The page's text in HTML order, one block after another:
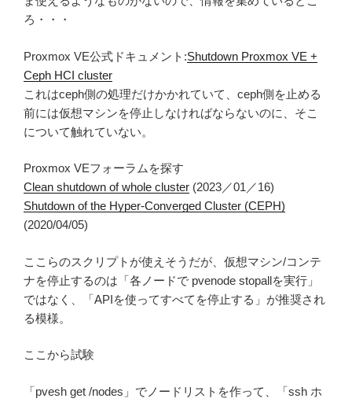
ろ・・・
Proxmox VE公式ドキュメント:Shutdown Proxmox VE +
Ceph HCI cluster
これはceph側の処理だけかかれていて、ceph側を止める
前には仮想マシンを停止しなければならないのに、そこ
について触れていない。
Proxmox VEフォーラムを探す
Clean shutdown of whole cluster (2023／01／16)
Shutdown of the Hyper-Converged Cluster (CEPH)
(2020/04/05)
ここらのスクリプトが使えそうだが、仮想マシン/コンテ
ナを停止するのは「各ノードで pvenode stopallを実行」
ではなく、「APIを使ってすべてを停止する」が推奨され
る模様。
ここから試験
「pvesh get /nodes」でノードリストを作って、「ssh ホ